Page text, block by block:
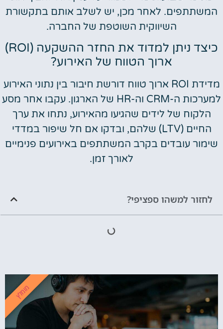
המשתתפים. לאחר מכן, יש לשלב אותם בתקשורת
השיווקית השוטפת של החברה.
כיצד ניתן למדוד את החזר ההשקעה (ROI)
ארוך הטווח של האירוע?
מדידת ROI ארוך טווח דורשת חיבור בין נתוני האירוע
למערכות ה-CRM וה-HR של הארגון. עקבו אחר מסע
הלקוח של לידים שהגיעו מהאירוע, נתחו את ערך
החיים (LTV) שלהם, ובדקו אם חל שיפור במדדי
שימור עובדים בקרב המשתתפים באירועים פנימיים
לאורך זמן.
לחזור למשהו ספציפי?
מומלץ